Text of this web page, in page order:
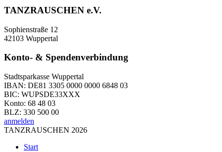
TANZRAUSCHEN e.V.
Sophienstraße 12
42103 Wuppertal
Konto- & Spendenverbindung
Stadtsparkasse Wuppertal
IBAN: DE81 3305 0000 0000 6848 03
BIC: WUPSDE33XXX
Konto: 68 48 03
BLZ: 330 500 00
anmelden
TANZRAUSCHEN 2026
Start